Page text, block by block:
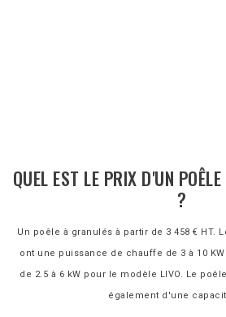
QUEL EST LE PRIX D'UN
?
Un poêle à granulés à partir de 3 458 € HT.
ont une puissance de chauffe de 3 à 10
de 2.5 à 6 kW pour le modèle LIVO. Le
également d'une